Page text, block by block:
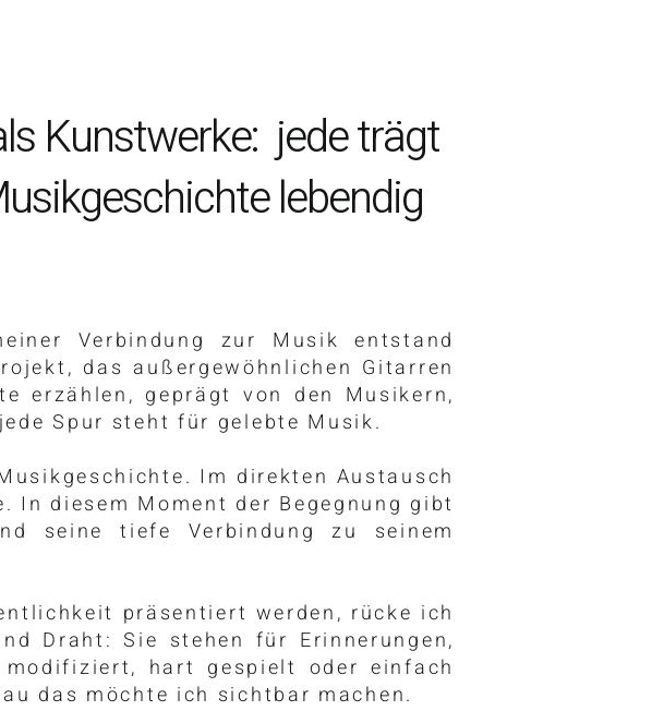
Kunstwerke: jede trägt
lebendig
Verbindung zur Musik entstand
das außergewöhnlichen Gitarren
erzählen, geprägt von den Musikern,
Spur steht für gelebte Musik.
Im direkten Austausch
diesem Moment der Begegnung gibt
seine tiefe Verbindung zu seinem
präsentiert werden, rücke ich
Draht: Sie stehen für Erinnerungen,
hart gespielt oder einfach
das möchte ich sichtbar machen.